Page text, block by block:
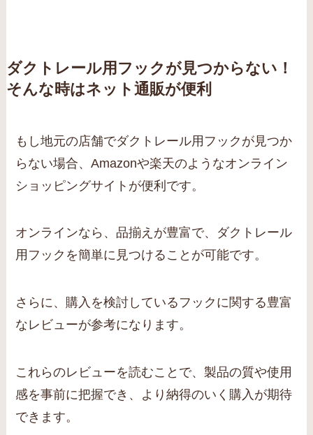
ダクトレール用フックが見つからない！
そんな時はネット通販が便利
もし地元の店舗でダクトレール用フックが見つか
らない場合、Amazonや楽天のようなオンライン
ショッピングサイトが便利です。
オンラインなら、品揃えが豊富で、ダクトレール
用フックを簡単に見つけることが可能です。
さらに、購入を検討しているフックに関する豊富
なレビューが参考になります。
これらのレビューを読むことで、製品の質や使用
感を事前に把握でき、より納得のいく購入が期待
できます。